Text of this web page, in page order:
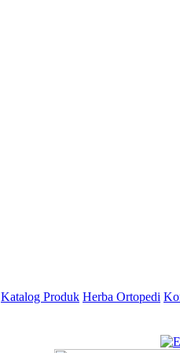
Katalog Produk Herba Ortopedi